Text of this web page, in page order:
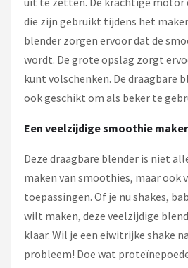
die zijn gebruikt tijdens het
blender zorgen ervoor dat de
wordt. De grote opslag zorgt
kunt volschenken. De draagbare
ook geschikt om als beker te
Een veelzijdige smoothie maker
Deze draagbare blender is niet
maken van smoothies, maar ook
toepassingen. Of je nu shakes,
wilt maken, deze veelzijdige
klaar. Wil je een eiwitrijke shake
probleem! Doe wat